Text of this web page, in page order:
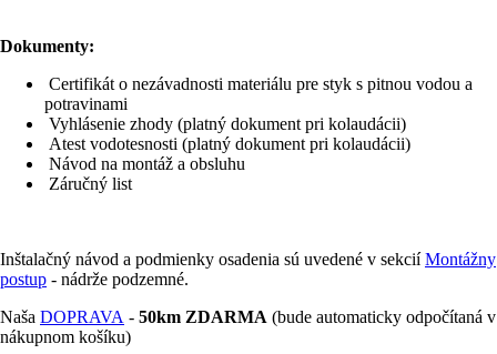
Dokumenty:
Certifikát o nezávadnosti materiálu pre styk s pitnou vodou a
potravinami
Vyhlásenie zhody (platný dokument pri kolaudácii)
Atest vodotesnosti (platný dokument pri kolaudácii)
Návod na montáž a obsluhu
Záručný list
Inštalačný návod a podmienky osadenia sú uvedené v sekciíMontážny
postup - nádrže podzemné.
Naša DOPRAVA - 50km ZDARMA (bude automaticky odpočítaná v
nákupnom košíku)